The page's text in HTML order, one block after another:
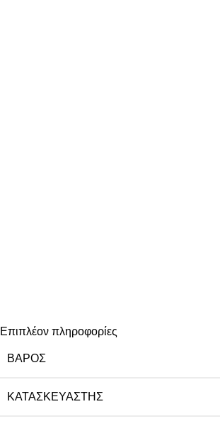
Επιπλέον πληροφορίες
ΒΆΡΟΣ
ΚΑΤΑΣΚΕΥΑΣΤΉΣ